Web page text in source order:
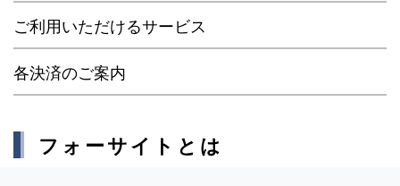
ご利用いただけるサービス
各決済のご案内
フォーサイトとは